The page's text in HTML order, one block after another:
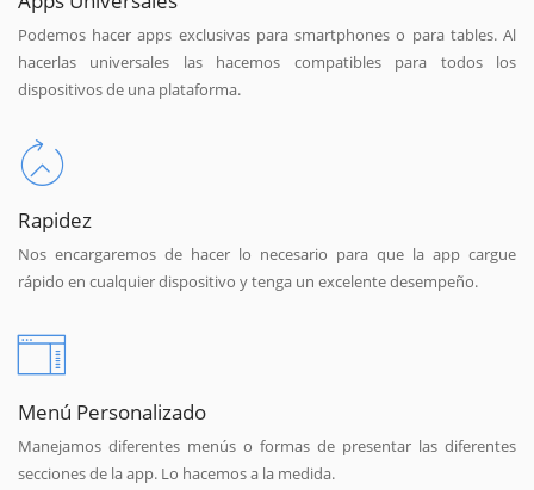
Podemos hacer apps exclusivas para smartphones o para tables. Al
hacerlas universales las hacemos compatibles para todos los
dispositivos de una plataforma.
Rapidez
Nos encargaremos de hacer lo necesario para que la app cargue
rápido en cualquier dispositivo y tenga un excelente desempeño.
Menú Personalizado
Manejamos diferentes menús o formas de presentar las diferentes
secciones de la app. Lo hacemos a la medida.